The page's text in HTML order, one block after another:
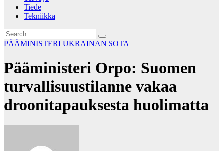
Tiede
Tekniikka
PÄÄMINISTERI UKRAINAN SOTA
Pääministeri Orpo: Suomen
turvallisuustilanne vakaa
droonitapauksesta huolimatta